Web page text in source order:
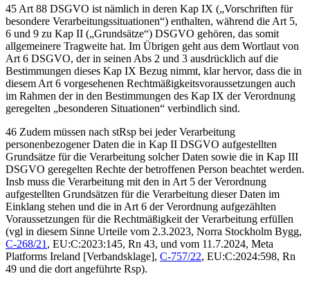
45 Art 88 DSGVO ist nämlich in deren Kap IX („Vorschriften für
besondere Verarbeitungssituationen“) enthalten, während die Art 5,
6 und 9 zu Kap II („Grundsätze“) DSGVO gehören, das somit
allgemeinere Tragweite hat. Im Übrigen geht aus dem Wortlaut von
Art 6 DSGVO, der in seinen Abs 2 und 3 ausdrücklich auf die
Bestimmungen dieses Kap IX Bezug nimmt, klar hervor, dass die in
diesem Art 6 vorgesehenen Rechtmäßigkeitsvoraussetzungen auch
im Rahmen der in den Bestimmungen des Kap IX der Verordnung
geregelten „besonderen Situationen“ verbindlich sind.
46 Zudem müssen nach stRsp bei jeder Verarbeitung
personenbezogener Daten die in Kap II DSGVO aufgestellten
Grundsätze für die Verarbeitung solcher Daten sowie die in Kap III
DSGVO geregelten Rechte der betroffenen Person beachtet werden.
Insb muss die Verarbeitung mit den in Art 5 der Verordnung
aufgestellten Grundsätzen für die Verarbeitung dieser Daten im
Einklang stehen und die in Art 6 der Verordnung aufgezählten
Voraussetzungen für die Rechtmäßigkeit der Verarbeitung erfüllen
(vgl in diesem Sinne Urteile vom 2.3.2023, Norra Stockholm Bygg,
C-268/21 , EU:C:2023:145, Rn 43, und vom 11.7.2024, Meta
Platforms Ireland [Verbandsklage], C-757/22, EU:C:2024:598, Rn
49 und die dort angeführte Rsp).